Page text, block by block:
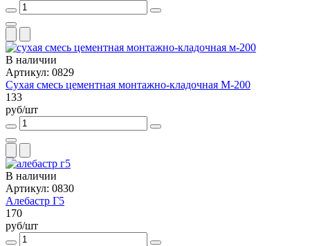
В наличии
Артикул: 0829
Сухая смесь цементная монтажно-кладочная М-200
133
руб/шт
В наличии
Артикул: 0830
Алебастр Г5
170
руб/шт